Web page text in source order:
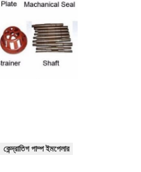
কেন্দ্রাতিগ পাম্প ইমপেলার